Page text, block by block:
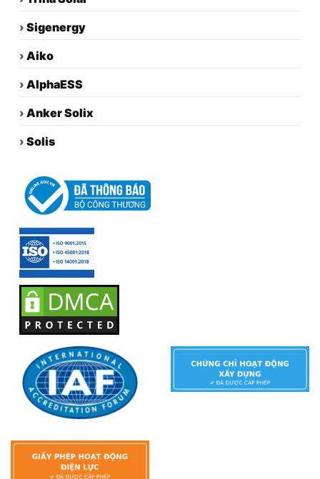
› Sigenergy
› Aiko
› AlphaESS
› Anker Solix
› Solis